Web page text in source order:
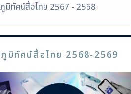
ภูมิทัศน์สื่อไทย 2567 - 2568
ภูมิทัศน์สื่อไทย 2568-2569